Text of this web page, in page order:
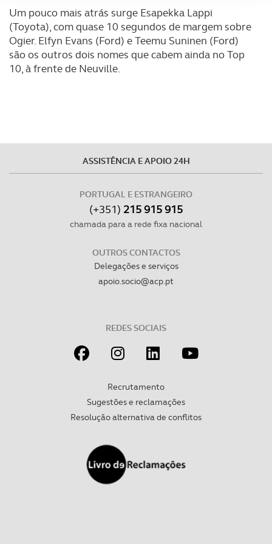
Adicionalmente partilhamos informação, relativa à sua
utilização do nosso site de publicidade e de análise, com
parceiros e organizações na UE e em países terceiros.
O ACP garantirá que as transferências internacionais de
tecnologias similares pode ter impacto na sua
experiência de navegação no Website e nos serviços
disponibilizados.
Consulte a política de cookies do site.
Um pouco mais atrás surge Esapekka Lappi
(Toyota), com quase 10 segundos de margem sobre
Ogier. Elfyn Evans (Ford) e Teemu Suninen (Ford)
são os outros dois nomes que cabem ainda no Top
10, à frente de Neuville.
ASSISTÊNCIA E APOIO 24H
PORTUGAL E ESTRANGEIRO
(+351) 215 915 915
chamada para a rede fixa nacional
OUTROS CONTACTOS
Delegações e serviços
apoio.socio@acp.pt
REDES SOCIAIS
Recrutamento
Sugestões e reclamações
Resolução alternativa de conflitos